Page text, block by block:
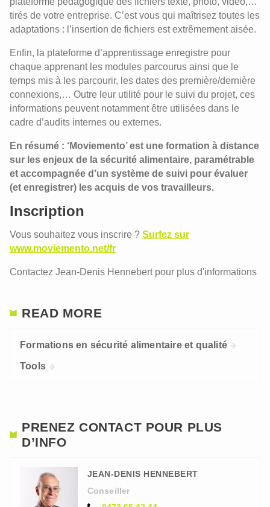
tirés de votre entreprise. C’est vous qui maîtrisez toutes les
adaptations : l’insertion de fichiers est extrêmement aisée.
Enfin, la plateforme d’apprentissage enregistre pour
chaque apprenant les modules parcourus ainsi que le
temps mis à les parcourir, les dates des première/dernière
connexions,… Outre leur utilité pour le suivi du projet, ces
informations peuvent notamment être utilisées dans le
cadre d’audits internes ou externes.
En résumé : ‘Moviemento’ est une formation à distance
sur les enjeux de la sécurité alimentaire, paramétrable
et accompagnée d’un système de suivi pour évaluer
(et enregistrer) les acquis de vos travailleurs.
Inscription
Vous souhaitez vous inscrire ? Surfez sur
www.moviemento.net/fr
Contactez Jean-Denis Hennebert pour plus d'informations
READ MORE
Formations en sécurité alimentaire et qualité
Tools
PRENEZ CONTACT POUR PLUS
D’INFO
JEAN-DENIS HENNEBERT
Conseiller